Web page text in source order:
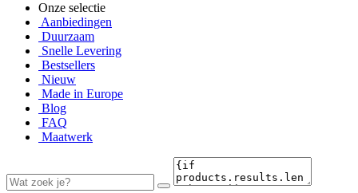
Onze selectie
Aanbiedingen
Duurzaam
Snelle Levering
Bestsellers
Nieuw
Made in Europe
Blog
FAQ
Maatwerk